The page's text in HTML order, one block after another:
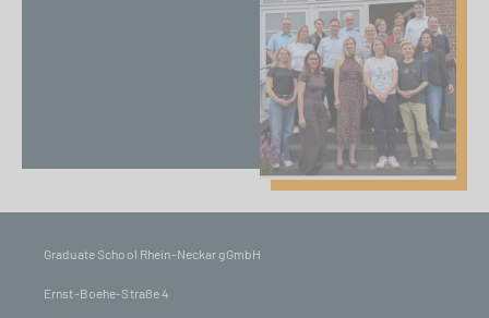
Graduate School Rhein-Neckar gGmbH
Ernst-Boehe-Straße 4